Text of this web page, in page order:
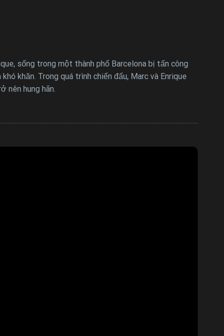
sống trong một thành phố Barcelona bị tấn công
khăn. Trong quá trình chiến đấu, Marc và Enrique
hung hãn.